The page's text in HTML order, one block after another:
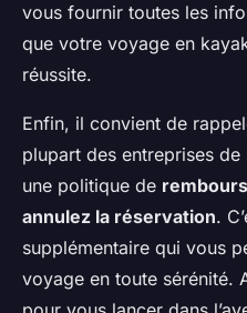
vous fournir toutes les
que votre voyage en
réussite.
Enfin, il convient de
plupart des entreprises
une politique de
annulez la réservation.
supplémentaire qui vous
voyage en toute sérénité.